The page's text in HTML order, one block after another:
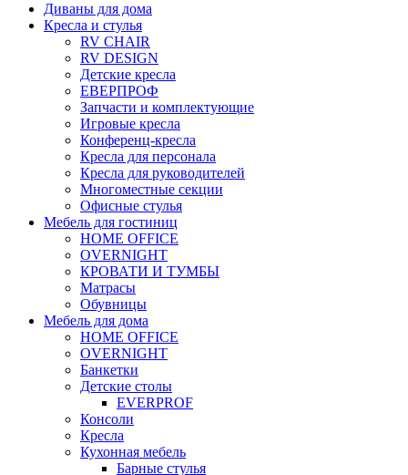
Диваны для дома
Кресла и стулья
RV CHAIR
RV DESIGN
Детские кресла
ЕВЕРПРОФ
Запчасти и комплектующие
Игровые кресла
Конференц-кресла
Кресла для персонала
Кресла для руководителей
Многоместные секции
Офисные стулья
Мебель для гостиниц
HOME OFFICE
OVERNIGHT
КРОВАТИ И ТУМБЫ
Матрасы
Обувницы
Мебель для дома
HOME OFFICE
OVERNIGHT
Банкетки
Детские столы
EVERPROF
Консоли
Кресла
Кухонная мебель
Барные стулья